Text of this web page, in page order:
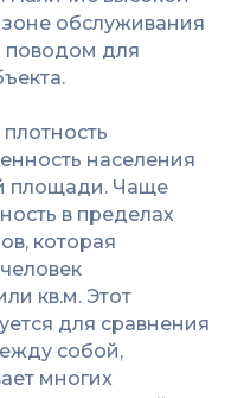
обслуживания
для
населения
площади. Чаще
в пределах
которая
кв.м. Этот
для сравнения
собой,
многих